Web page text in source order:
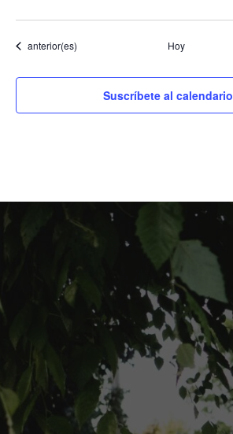
Eventos
anterior(es) Hoy
Suscríbete al calendario